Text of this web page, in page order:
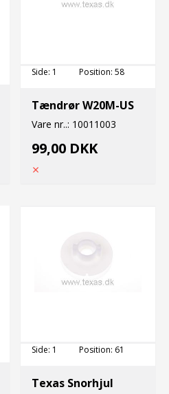
Side: 1 Position: 58
Tændrør W20M-US
Vare nr..: 10011003
99,00 DKK
Side: 1 Position: 61
Texas Snorhjul